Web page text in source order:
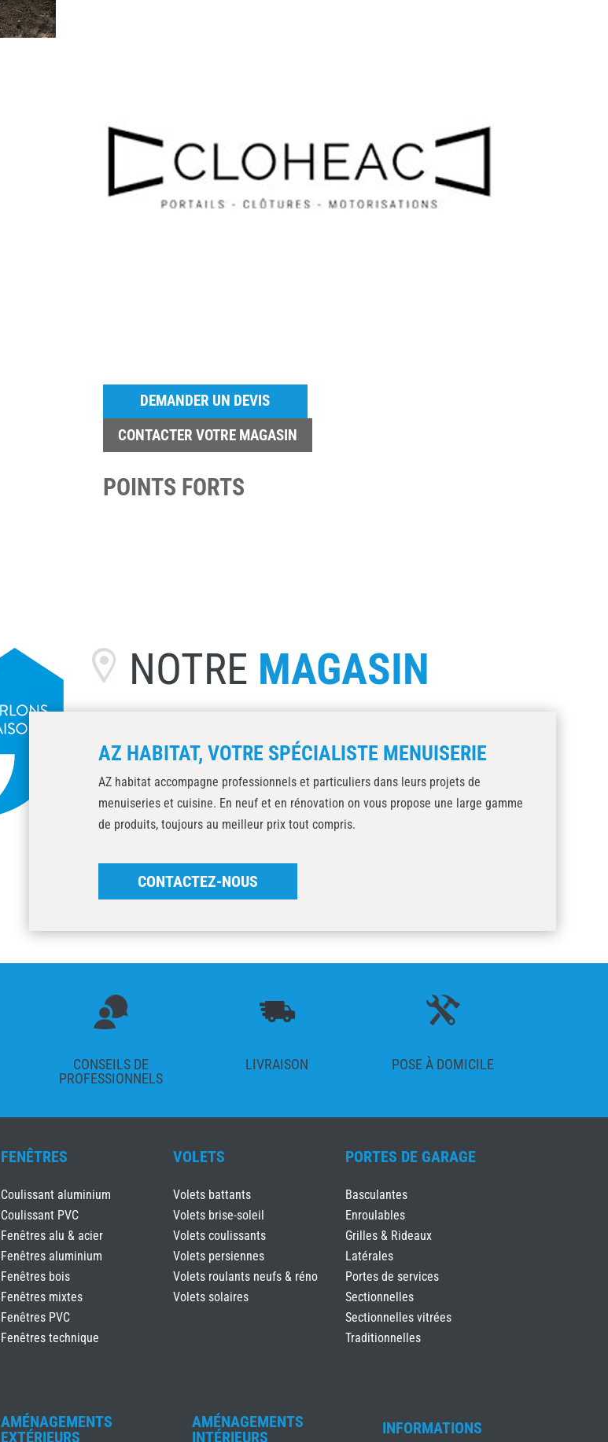
DEMANDER UN DEVIS
CONTACTER VOTRE MAGASIN
POINTS FORTS
NOTRE MAGASIN
AZ HABITAT, VOTRE SPÉCIALISTE MENUISERIE
AZ habitat accompagne professionnels et particuliers dans leurs projets de
menuiseries et cuisine. En neuf et en rénovation on vous propose une large gamme
de produits, toujours au meilleur prix tout compris.
CONTACTEZ-NOUS
CONSEILS DE
PROFESSIONNELS
LIVRAISON POSE À DOMICILE
FENÊTRES
Coulissant aluminium
Coulissant PVC
Fenêtres alu & acier
Fenêtres aluminium
Fenêtres bois
Fenêtres mixtes
Fenêtres PVC
Fenêtres technique
VOLETS
Volets battants
Volets brise-soleil
Volets coulissants
Volets persiennes
Volets roulants neufs & réno
Volets solaires
PORTES DE GARAGE
Basculantes
Enroulables
Grilles & Rideaux
Latérales
Portes de services
Sectionnelles
Sectionnelles vitrées
Traditionnelles
AMÉNAGEMENTS
EXTÉRIEURS
AMÉNAGEMENTS
INTÉRIEURS
INFORMATIONS